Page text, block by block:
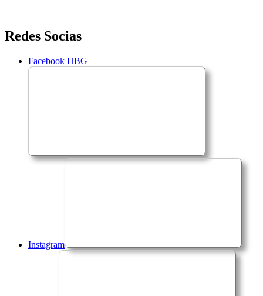
Saltar
para
conteúdo
Redes Socias
Facebook HBG
Instagram